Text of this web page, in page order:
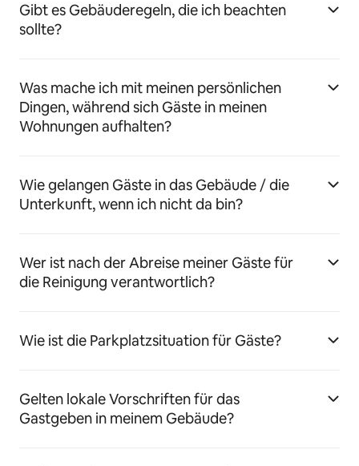
Gibt es Gebäuderegeln, die ich beachten
sollte?
Was mache ich mit meinen persönlichen
Dingen, während sich Gäste in meinen
Wohnungen aufhalten?
Wie gelangen Gäste in das Gebäude / die
Unterkunft, wenn ich nicht da bin?
Wer ist nach der Abreise meiner Gäste für
die Reinigung verantwortlich?
Wie ist die Parkplatzsituation für Gäste?
Gelten lokale Vorschriften für das
Gastgeben in meinem Gebäude?